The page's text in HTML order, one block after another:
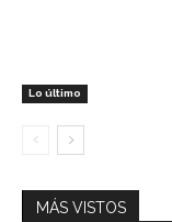
Lo último
MÁS VISTOS